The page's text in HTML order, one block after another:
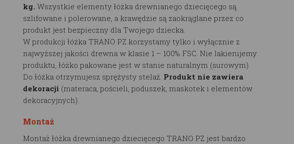
kg. Wszystkie elementy łóżka drewnianego dziecięcego są
szlifowane i polerowane, a krawędzie są zaokrąglane przez co
produkt jest bezpieczny dla Twojego dziecka.
W produkcji łóżka TRANO PZ korzystamy tylko i wyłącznie z
najwyższej jakości drewna w klasie 1 – 100% FSC. Nie lakierujemy
produktu, łóżko pakowane jest w stanie naturalnym (surowym).
Do łóżka otrzymujesz sprężysty stelaż. Produkt nie zawiera
dekoracji (materaca, pościeli, poduszek, maskotek i elementów
dekoracyjnych).
Montaż
Montaż łóżka drewnianego dziecięcego TRANO PZ jest bardzo